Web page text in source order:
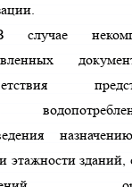
этажности зданий,